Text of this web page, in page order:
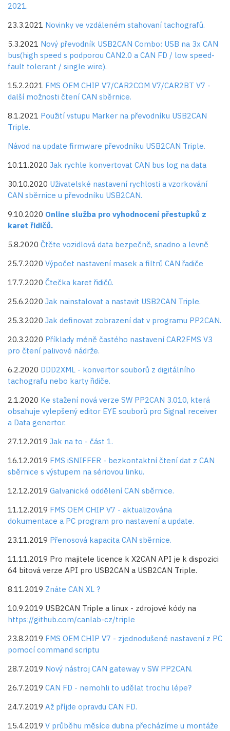
2021.
23.3.2021 Novinky ve vzdáleném stahovaní tachografů.
5.3.2021 Nový převodník USB2CAN Combo: USB na 3x CAN
bus(high speed s podporou CAN2.0 a CAN FD / low speed-
fault tolerant / single wire).
15.2.2021 FMS OEM CHIP V7/CAR2COM V7/CAR2BT V7 -
další možnosti čtení CAN sběrnice.
8.1.2021 Použití vstupu Marker na převodníku USB2CAN
Triple.
Návod na update firmware převodníku USB2CAN Triple.
10.11.2020 Jak rychle konvertovat CAN bus log na data
30.10.2020 Uživatelské nastavení rychlosti a vzorkování
CAN sběrnice u převodníku USB2CAN.
9.10.2020 Online služba pro vyhodnocení přestupků z
karet řidičů.
5.8.2020 Čtěte vozidlová data bezpečně, snadno a levně
25.7.2020 Výpočet nastavení masek a filtrů CAN řadiče
17.7.2020 Čtečka karet řidičů.
25.6.2020 Jak nainstalovat a nastavit USB2CAN Triple.
25.3.2020 Jak definovat zobrazení dat v programu PP2CAN.
20.3.2020 Příklady méně častého nastavení CAR2FMS V3
pro čtení palivové nádrže.
6.2.2020 DDD2XML - konvertor souborů z digitálního
tachografu nebo karty řidiče.
2.1.2020 Ke stažení nová verze SW PP2CAN 3.010, která
obsahuje vylepšený editor EYE souborů pro Signal receiver
a Data genertor.
27.12.2019 Jak na to - část 1.
16.12.2019 FMS iSNIFFER - bezkontaktní čtení dat z CAN
sběrnice s výstupem na sériovou linku.
12.12.2019 Galvanické oddělení CAN sběrnice.
11.12.2019 FMS OEM CHIP V7 - aktualizována
dokumentace a PC program pro nastavení a update.
23.11.2019 Přenosová kapacita CAN sběrnice.
11.11.2019 Pro majitele licence k X2CAN API je k dispozici
64 bitová verze API pro USB2CAN a USB2CAN Triple.
8.11.2019 Znáte CAN XL ?
10.9.2019 USB2CAN Triple a linux - zdrojové kódy na
https://github.com/canlab-cz/triple
23.8.2019 FMS OEM CHIP V7 - zjednodušené nastavení z PC
pomocí command scriptu
28.7.2019 Nový nástroj CAN gateway v SW PP2CAN.
26.7.2019 CAN FD - nemohli to udělat trochu lépe?
24.7.2019 Až příjde opravdu CAN FD.
15.4.2019 V průběhu měsíce dubna přecházíme u montáže